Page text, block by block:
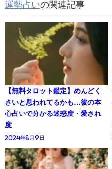
運勢占いの関連記事
【無料タロット鑑定】めんどく
さいと思われてるかも…彼の本
心占いで分かる迷惑度・愛され
度
2024年8月9日